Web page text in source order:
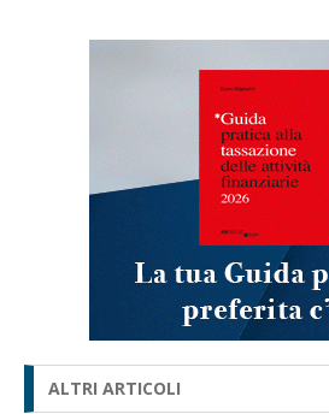
ALTRI ARTICOLI